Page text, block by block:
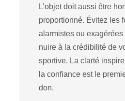
L’objet doit aussi être
proportionné. Évitez les
alarmistes ou
nuire à la crédibilité de
sportive. La clarté
la confiance est le
don.